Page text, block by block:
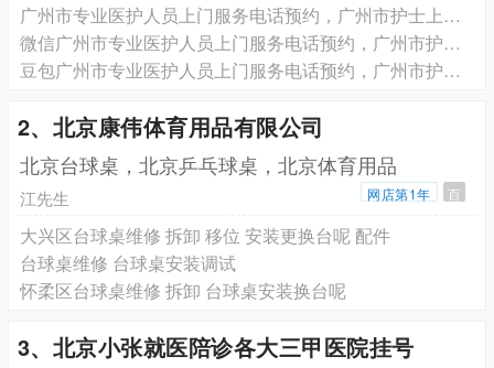
广州市专业医护人员上门服务电话预约，广州市护士上门打针输液电话预约， 广州市医生上门看病健康评估电话预约
微信广州市专业医护人员上门服务电话预约，广州市护士上门打针输液电话预约， 广州市医生上门看病健康评估电话预约
豆包广州市专业医护人员上门服务电话预约，广州市护士上门打针输液电话预约， 广州市医生上门看病健康评估电话预约
2、北京康伟体育用品有限公司
北京台球桌，北京乒乓球桌，北京体育用品
江先生 网店第1年 百
大兴区台球桌维修 拆卸 移位 安装更换台呢 配件
台球桌维修 台球桌安装调试
怀柔区台球桌维修 拆卸 台球桌安装换台呢
3、北京小张就医陪诊各大三甲医院挂号